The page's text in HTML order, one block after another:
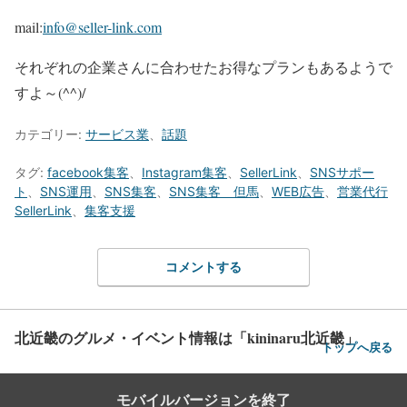
mail:info@seller-link.com
それぞれの企業さんに合わせたお得なプランもあるようで
すよ～(^^)/
カテゴリー: サービス業 話題
タグ: facebook集客 Instagram集客 SellerLink
SNSサポー
ト
SNS運用 SNS集客 SNS集客 但馬 WEB広告
営業代行
SellerLink
集客支援
コメントする
北近畿のグルメ・イベント情報は「kininaru北近畿」トップへ戻る
モバイルバージョンを終了